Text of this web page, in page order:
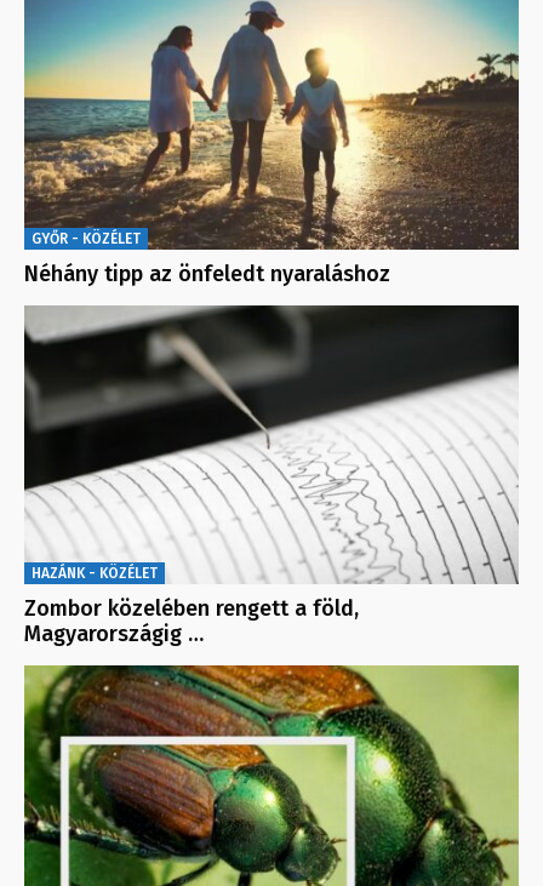
GYŐR - KÖZÉLET
Néhány tipp az önfeledt nyaraláshoz
HAZÁNK - KÖZÉLET
Zombor közelében rengett a föld,
Magyarországig …